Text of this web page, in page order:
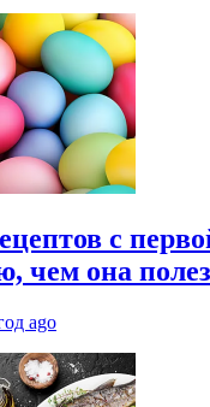
с
чем она
ago